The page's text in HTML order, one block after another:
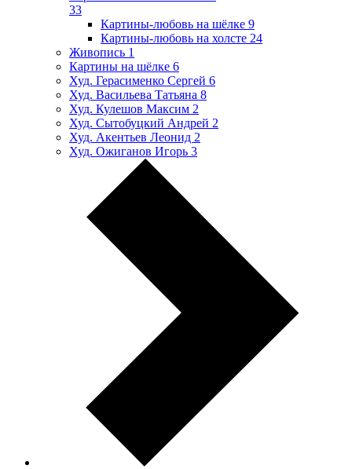
33
Картины-любовь на шёлке 9
Картины-любовь на холсте 24
Живопись 1
Картины на шёлке 6
Худ. Герасименко Сергей 6
Худ. Васильева Татьяна 8
Худ. Кулешов Максим 2
Худ. Сытобуцкий Андрей 2
Худ. Акентьев Леонид 2
Худ. Ожиганов Игорь 3